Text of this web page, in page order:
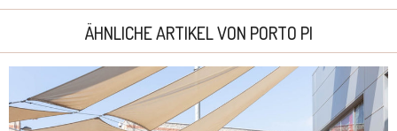
ÄHNLICHE ARTIKEL VON PORTO PI